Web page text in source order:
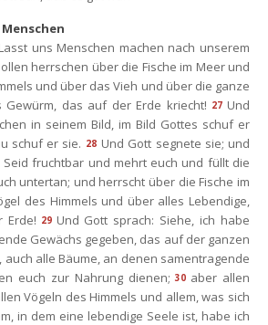
uns Menschen machen nach unserem
herrschen über die Fische im Meer und
und über das Vieh und über die ganze
Gewürm, das auf der Erde kriecht! 27 Und
in seinem Bild, im Bild Gottes schuf er
schuf er sie. 28 Und Gott segnete sie; und
fruchtbar und mehrt euch und füllt die
untertan; und herrscht über die Fische im
des Himmels und über alles Lebendige,
Erde! 29 Und Gott sprach: Siehe, ich habe
Gewächs gegeben, das auf der ganzen
auch alle Bäume, an denen samentragende
euch zur Nahrung dienen; 30 aber allen
Vögeln des Himmels und allem, was sich
in dem eine lebendige Seele ist, habe ich